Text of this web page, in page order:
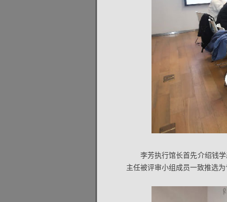
李芳执行馆长首先介绍钱
主任被评审小组成员一致推选